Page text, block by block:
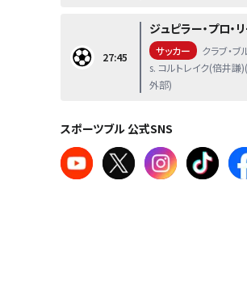
27:45
ジュピラー・プロ・
サッカー
クラブ・
s. コルトレイク(倍井謙
外部)
スポーツブル 公式SNS